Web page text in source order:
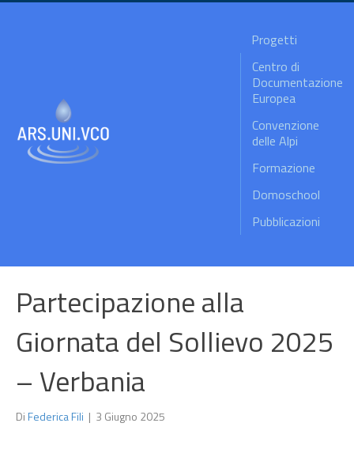
Progetti
Centro di
Documentazione
Europea
Convenzione
delle Alpi
Formazione
Domoschool
Pubblicazioni
Partecipazione alla
Giornata del Sollievo 2025
– Verbania
DiFederica Fili | 3 Giugno 2025